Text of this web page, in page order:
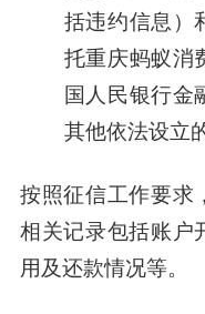
括违约信息）
托重庆蚂蚁消
国人民银行金
其他依法设立
按照征信工作要求
相关记录包括账户
用及还款情况等。